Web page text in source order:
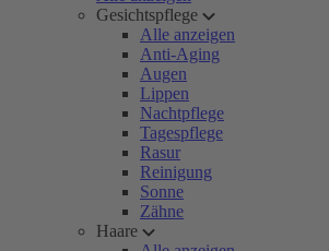
Gesichtspflege
Alle anzeigen
Anti-Aging
Augen
Lippen
Nachtpflege
Tagespflege
Rasur
Reinigung
Sonne
Zähne
Haare